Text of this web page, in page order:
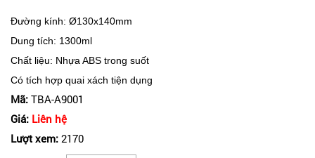
Đường kính: Ø130x140mm
Dung tích: 1300ml
Chất liệu: Nhựa ABS trong suốt
Có tích hợp quai xách tiện dụng
Mã: TBA-A9001
Giá: Liên hệ
Lượt xem: 2170